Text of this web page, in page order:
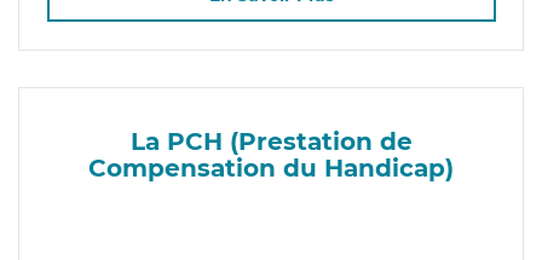
La PCH (Prestation de
Compensation du Handicap)